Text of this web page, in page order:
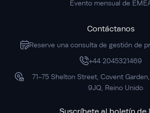
Evento mensual de
Contáctanos
Reserve una consulta de gestión de
+44 2045321469
71-75 Shelton Street, Covent
9JQ, Reino Unido